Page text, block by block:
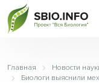
Главная Новости
Биологи выяснили